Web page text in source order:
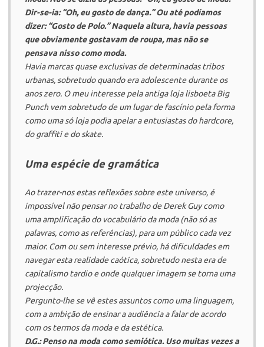
Dir-se-ia: “Oh, eu gosto de dança.” Ou até podíamos
dizer: “Gosto de Polo.” Naquela altura, havia pessoas
que obviamente gostavam de roupa, mas não se
pensava nisso como moda.
Havia marcas quase exclusivas de determinadas tribos
urbanas, sobretudo quando era adolescente durante os
anos zero. O meu interesse pela antiga loja lisboetaBig
Punchvem sobretudo de um lugar de fascínio pela forma
como uma só loja podia apelar a entusiastas dohardcore,
dograffitie doskate.
Uma espécie de gramática
Ao trazer-nos estas reflexões sobre este universo, é
impossível não pensar no trabalho de Derek Guy como
uma amplificação do vocabulário da moda (não só as
palavras, como as referências), para um público cada vez
maior. Com ou sem interesse prévio, há dificuldades em
navegar esta realidade caótica, sobretudo nesta era de
capitalismo tardio e onde qualquer imagem se torna uma
projecção.
Pergunto-lhe se vê estes assuntos como uma linguagem,
com a ambição de ensinar a audiência a falar de acordo
com os termos da moda e da estética.
D.G.: Penso na moda como semiótica. Uso muitas vezes a